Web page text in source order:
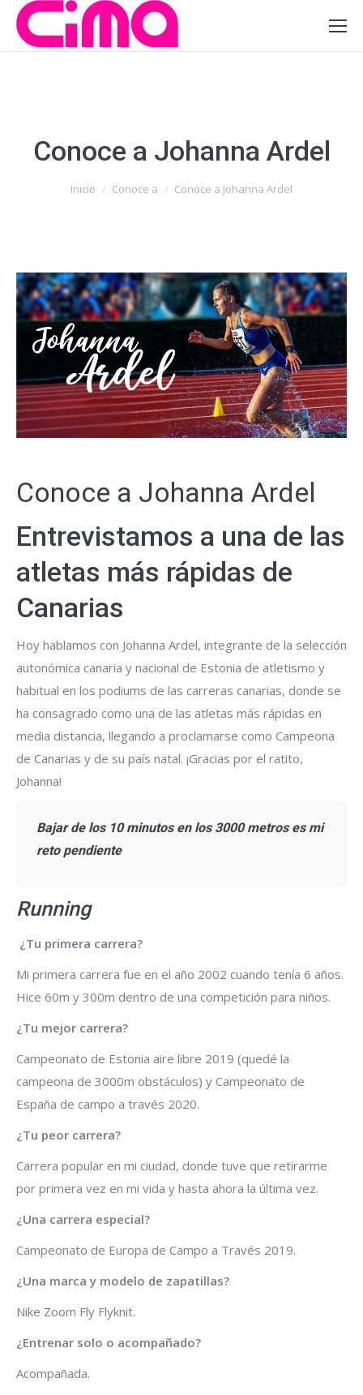
Conoce a Johanna Ardel
Estás aquí:Inicio Conoce a Conoce a Johanna Ardel
Conoce a Johanna Ardel
Entrevistamos a una de las
atletas más rápidas de
Canarias
Hoy hablamos con Johanna Ardel, integrante de la selección
autonómica canaria y nacional de Estonia de atletismo y
habitual en los podiums de las carreras canarias, donde se
ha consagrado como una de las atletas más rápidas en
media distancia, llegando a proclamarse como Campeona
de Canarias y de su país natal. ¡Gracias por el ratito,
Johanna!
Bajar de los 10 minutos en los 3000 metros es mi
reto pendiente
Running
¿Tu primera carrera?
Mi primera carrera fue en el año 2002 cuando tenía 6 años.
Hice 60m y 300m dentro de una competición para niños.
¿Tu mejor carrera?
Campeonato de Estonia aire libre 2019 (quedé la
campeona de 3000m obstáculos) y Campeonato de
España de campo a través 2020.
¿Tu peor carrera?
Carrera popular en mi ciudad, donde tuve que retirarme
por primera vez en mi vida y hasta ahora la última vez.
¿Una carrera especial?
Campeonato de Europa de Campo a Través 2019.
¿Una marca y modelo de zapatillas?
Nike Zoom Fly Flyknit.
¿Entrenar solo o acompañado?
Acompañada.